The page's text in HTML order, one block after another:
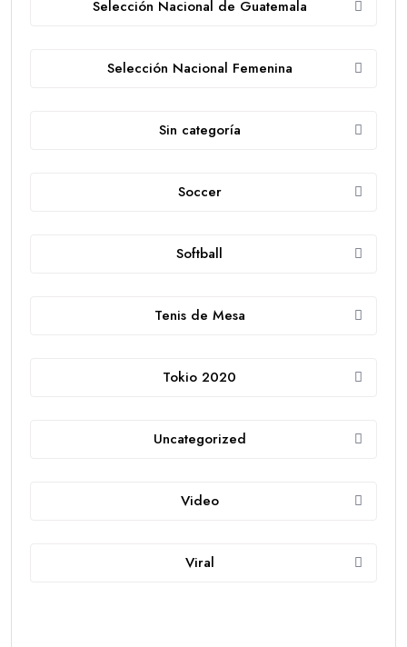
Selección Nacional de Guatemala
Selección Nacional Femenina
Sin categoría
Soccer
Softball
Tenis de Mesa
Tokio 2020
Uncategorized
Video
Viral